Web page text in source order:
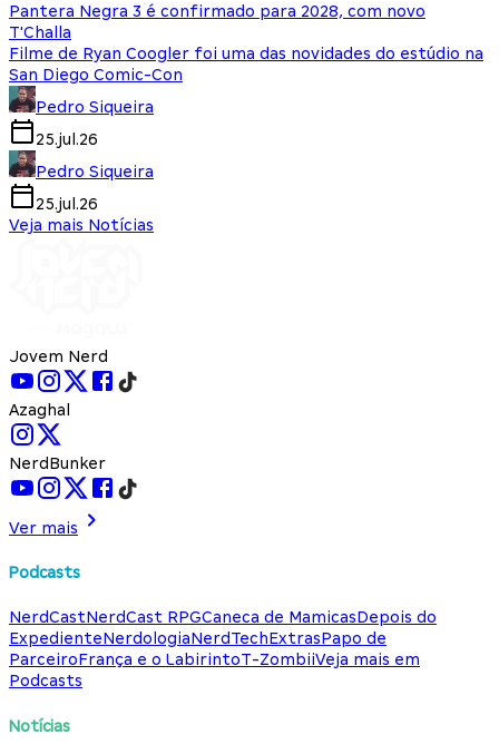
Pantera Negra 3 é confirmado para 2028, com novo
T'Challa
Filme de Ryan Coogler foi uma das novidades do estúdio na
San Diego Comic-Con
Pedro Siqueira
25.jul.26
Pedro Siqueira
25.jul.26
Veja mais Notícias
Jovem Nerd
Azaghal
NerdBunker
Ver mais
Podcasts
NerdCastNerdCast RPGCaneca de MamicasDepois do
ExpedienteNerdologiaNerdTechExtrasPapo de
ParceiroFrança e o LabirintoT-ZombiiVeja mais em
Podcasts
Notícias